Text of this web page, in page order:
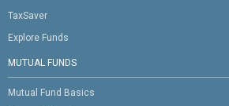
TaxSaver
Explore Funds
MUTUAL FUNDS
Mutual Fund Basics